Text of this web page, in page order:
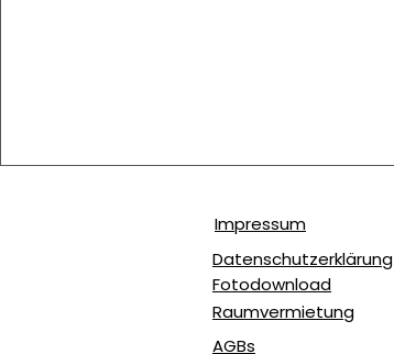
Impressum
Datenschutzerklärung
Fotodownload
Raumvermietung
AGBs